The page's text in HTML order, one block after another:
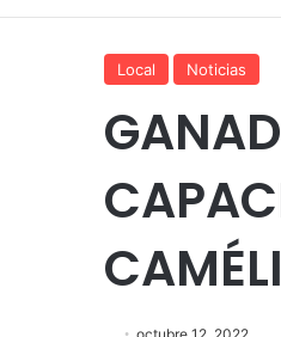
Local Noticias
octubre 12, 2022